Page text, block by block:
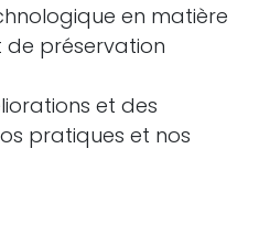
en matière
de préservation
et des
pratiques et nos